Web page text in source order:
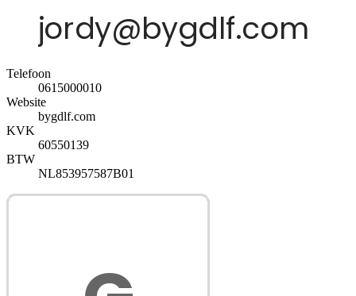
Telefoon
0615000010
Website
bygdlf.com
KVK
60550139
BTW
NL853957587B01